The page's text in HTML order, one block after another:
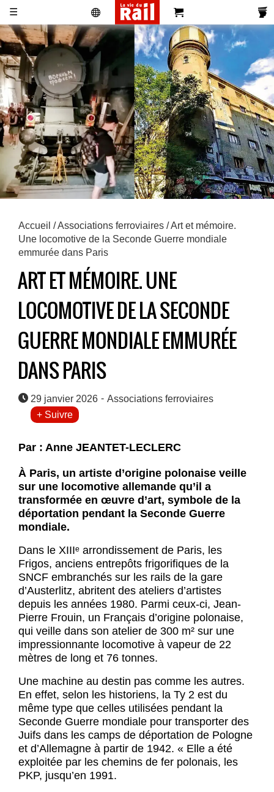
Actualités
Histoire
Associations
Magazines
Vidéos
Partenaires
Pro
Pub
&
Annonces
Newsletters
S'abonner
Se
réabonner
☰
Accueil /Associations ferroviaires / Art et mémoire.
Une locomotive de la Seconde Guerre mondiale
emmurée dans Paris
ART ET MÉMOIRE. UNE
LOCOMOTIVE DE LA SECONDE
GUERRE MONDIALE EMMURÉE
DANS PARIS
29 janvier 2026 - Associations ferroviaires
+ Suivre
Par : Anne JEANTET-LECLERC
À Paris, un artiste d’origine polonaise veille
sur une locomotive allemande qu’il a
transformée en œuvre d’art, symbole de la
déportation pendant la Seconde Guerre
mondiale.
Dans le XIIIᵉ arrondissement de Paris, les
Frigos, anciens entrepôts frigorifiques de la
SNCF embranchés sur les rails de la gare
d’Austerlitz, abritent des ateliers d’artistes
depuis les années 1980. Parmi ceux-ci, Jean-
Pierre Frouin, un Français d’origine polonaise,
qui veille dans son atelier de 300 m² sur une
impressionnante locomotive à vapeur de 22
mètres de long et 76 tonnes.
Une machine au destin pas comme les autres.
En effet, selon les historiens, la Ty 2 est du
même type que celles utilisées pendant la
Seconde Guerre mondiale pour transporter des
Juifs dans les camps de déportation de Pologne
et d’Allemagne à partir de 1942. « Elle a été
exploitée par les chemins de fer polonais, les
PKP, jusqu’en 1991.